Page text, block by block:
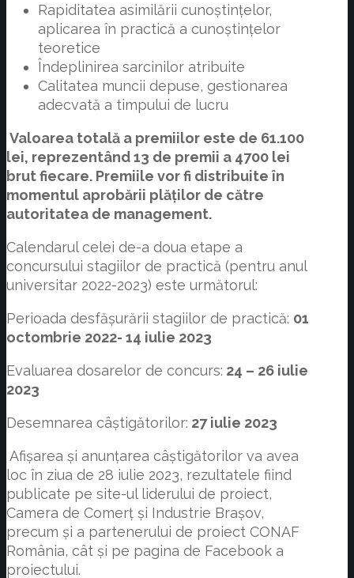
Rapiditatea asimilării cunoștințelor,
aplicarea în practică a cunoștințelor
teoretice
Îndeplinirea sarcinilor atribuite
Calitatea muncii depuse, gestionarea
adecvată a timpului de lucru
Valoarea totală a premiilor este de 61.100
lei, reprezentând 13 de premii a 4700 lei
brut fiecare. Premiile vor fi distribuite în
momentul aprobării plăților de către
autoritatea de management.
Calendarul celei de-a doua etape a
concursului stagiilor de practică (pentru anul
universitar 2022-2023) este următorul:
Perioada desfășurării stagiilor de practică: 01
octombrie 2022- 14 iulie 2023
Evaluarea dosarelor de concurs: 24 – 26 iulie
2023
Desemnarea câștigătorilor: 27 iulie 2023
Afișarea și anunțarea câștigătorilor va avea
loc în ziua de 28 iulie 2023, rezultatele fiind
publicate pe site-ul liderului de proiect,
Camera de Comerț și Industrie Brașov,
precum și a partenerului de proiect CONAF
România, cât și pe pagina de Facebook a
proiectului.